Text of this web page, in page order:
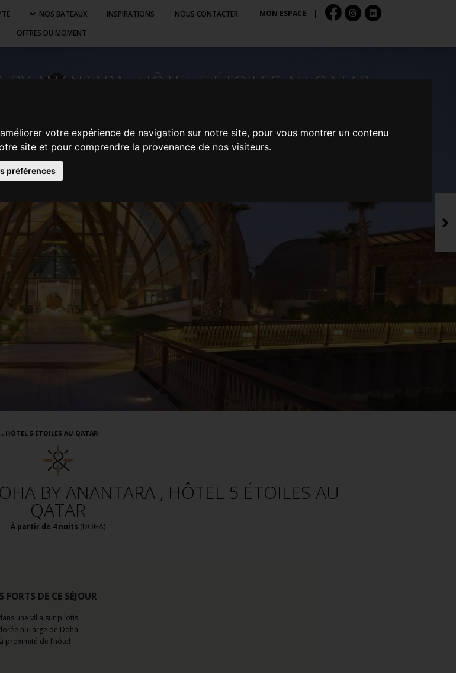
votre expérience de navigation sur notre site, pour vous montrer un contenu
site et pour comprendre la provenance de nos visiteurs.
préférences
NOS BATEAUX INSPIRATIONS
NOUS CONTACTER
OFFRES DU MOMENT
MON ESPACE |
, HÔTEL 5 ÉTOILES AU QATAR
HÔTEL 5 ÉTOILES AU QATAR
BY ANANTARA , HÔTEL 5 ÉTOILES AU
QATAR
À partir de 4 nuits (DOHA)
FORTS DE CE SÉJOUR
une villa sur pilotis
au large de Doha
proximité de l’hôtel